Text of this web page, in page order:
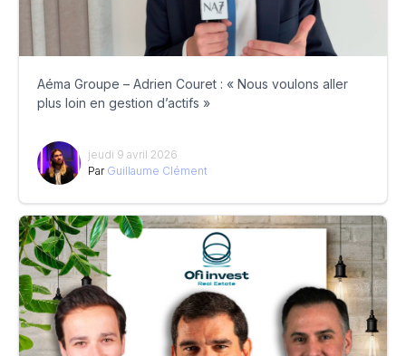
Aéma Groupe – Adrien Couret : « Nous voulons aller
plus loin en gestion d’actifs »
jeudi 9 avril 2026
Par Guillaume Clément